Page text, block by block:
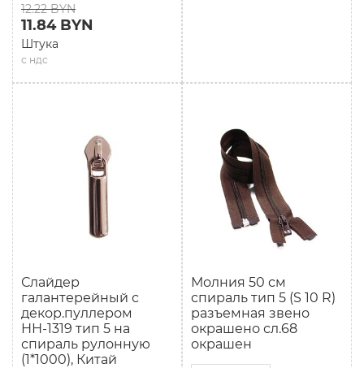
12.22 BYN
с ндс
11.84 BYN
Штука
Слайдер
галантерейный с
декор.пуллером
НН-1319 тип 5 на
спираль рулонную
(1*1000), Китай
Молния 50 см
спираль тип 5 (S 10 R)
разъемная звено
окрашено сл.68
окрашен